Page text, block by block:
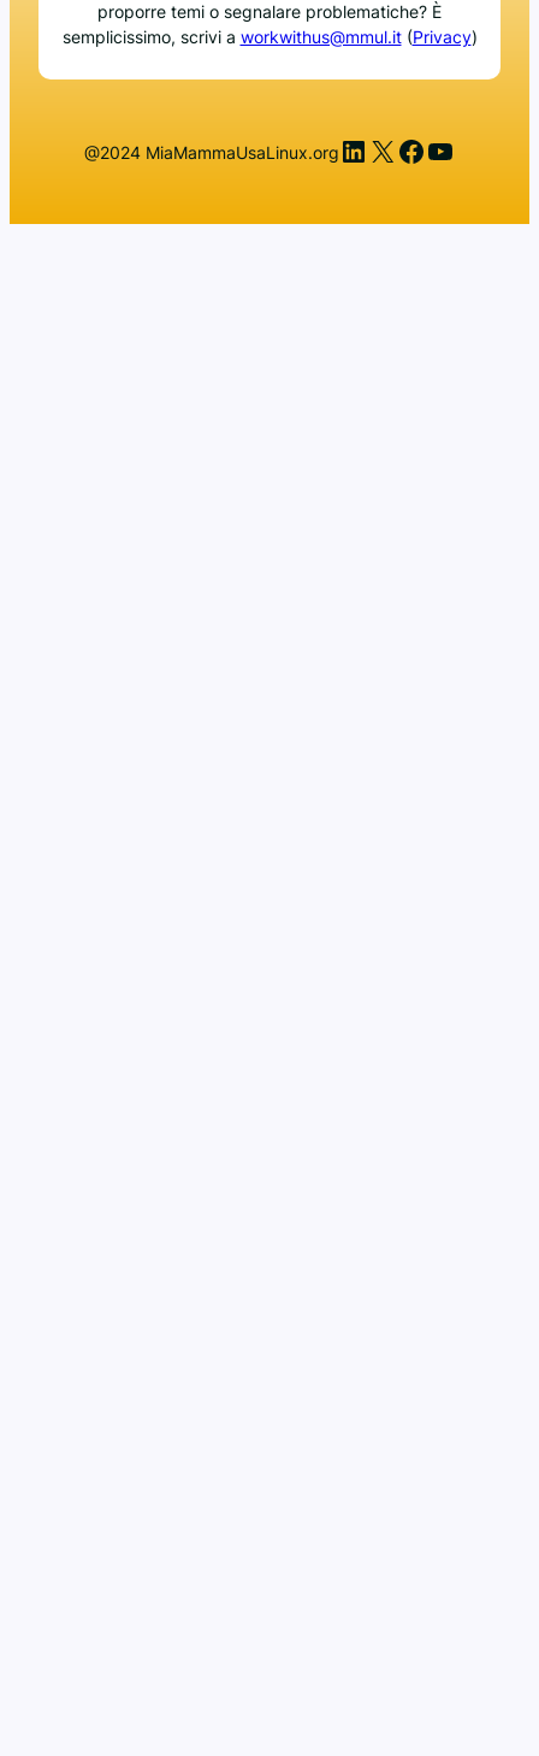
proporre temi o segnalare problematiche? È
semplicissimo, scrivi a workwithus@mmul.it(Privacy)
@2024 MiaMammaUsaLinux.org LinkedIn
X Facebook